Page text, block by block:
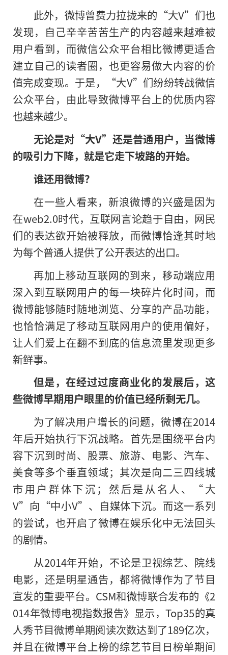
此外，微博曾费力拉拢来的“大V”们也
发现，自己辛辛苦苦生产的内容越来越难被
用户看到，而微信公众平台相比微博更适合
建立自己的读者圈，也更容易做大内容的价
值完成变现。于是，“大V”们纷纷转战微信
公众平台，由此导致微博平台上的优质内容
也越来越少。
无论是对“大V”还是普通用户，当微博
的吸引力下降，就是它走下坡路的开始。
谁还用微博？
在一些人看来，新浪微博的兴盛是因为
在web2.0时代，互联网言论趋于自由，网民
们的表达欲开始被释放，而微博恰逢其时地
为每个普通人提供了公开表达的出口。
再加上移动互联网的到来，移动端应用
深入到互联网用户的每一块碎片化时间，而
微博能够随时随地浏览、分享的产品功能，
也恰恰满足了移动互联网用户的使用偏好，
让人们爱上在翻不到底的信息流里发现更多
新鲜事。
但是，在经过过度商业化的发展后，这
些微博早期用户眼里的价值已经所剩无几。
为了解决用户增长的问题，微博在2014
年后开始执行下沉战略。首先是围绕平台内
容下沉到时尚、股票、旅游、电影、汽车、
美食等多个垂直领域；其次是向二三四线城
市用户群体下沉；然后是从名人、“大
V”向“中小V”、自媒体下沉。而这一系列
的尝试，也开启了微博在娱乐化中无法回头
的剧情。
从2014年开始，不论是卫视综艺、院线
电影，还是明星通告，都将微博作为了节目
宣发的重要平台。CSM和微博联合发布的《2
014年微博电视指数报告》显示，Top35的真
人秀节目微博单期阅读次数达到了189亿次，
并且在微博平台上榜的综艺节目日榜单期间